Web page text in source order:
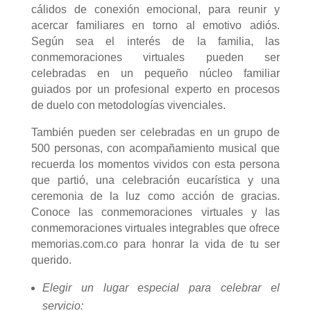
cálidos de conexión emocional, para reunir y
acercar familiares en torno al emotivo adiós.
Según sea el interés de la familia, las
conmemoraciones virtuales pueden ser
celebradas en un pequeño núcleo familiar
guiados por un profesional experto en procesos
de duelo con metodologías vivenciales.
También pueden ser celebradas en un grupo de
500 personas, con acompañamiento musicalque
recuerda los momentos vividos con esta persona
que partió, una celebración eucarística y una
ceremonia de la luz como acción de gracias.
Conoce las conmemoraciones virtuales y las
conmemoraciones virtuales integrables que ofrece
memorias.com.co para honrar la vida de tu ser
querido.
Elegir un lugar especial para celebrar el
servicio: